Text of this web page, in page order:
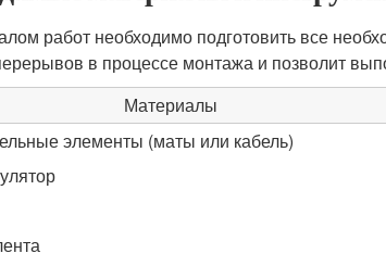
работ необходимо подготовить все
в процессе монтажа и позволит
Материалы
элементы (маты или кабель)